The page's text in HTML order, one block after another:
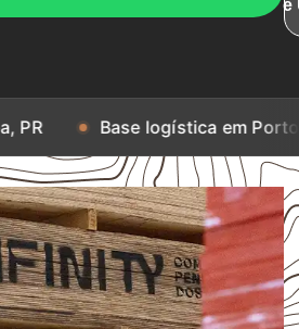
e
Base logística em Porto Alegre, RS